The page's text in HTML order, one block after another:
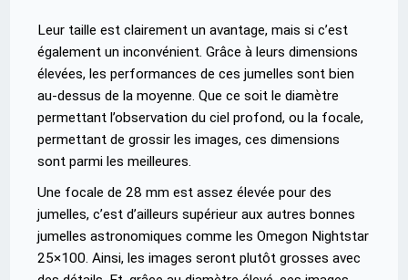
Leur taille est clairement un avantage, mais si c’est
également un inconvénient. Grâce à leurs dimensions
élevées, les performances de ces jumelles sont bien
au-dessus de la moyenne. Que ce soit le diamètre
permettant l’observation du ciel profond, ou la focale,
permettant de grossir les images, ces dimensions
sont parmi les meilleures.
Une focale de 28 mm est assez élevée pour des
jumelles, c’est d’ailleurs supérieur aux autres bonnes
jumelles astronomiques comme les Omegon Nightstar
25×100. Ainsi, les images seront plutôt grosses avec